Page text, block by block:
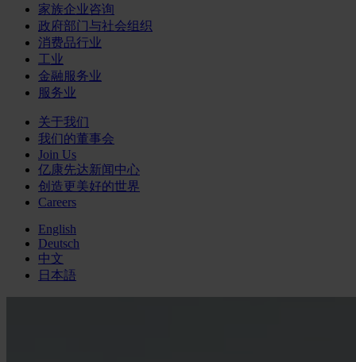
家族企业咨询
政府部门与社会组织
消费品行业
工业
金融服务业
服务业
关于我们
我们的董事会
Join Us
亿康先达新闻中心
创造更美好的世界
Careers
English
Deutsch
中文
日本語